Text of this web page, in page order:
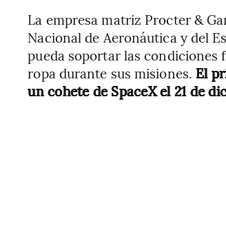
La empresa matriz Procter &
Nacional de Aeronáutica y del
pueda soportar las condiciones
ropa durante sus misiones. El
un cohete de SpaceX el 21 de